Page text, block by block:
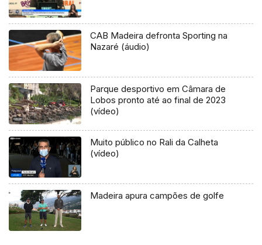
CAB Madeira defronta Sporting na
Nazaré (áudio)
Parque desportivo em Câmara de
Lobos pronto até ao final de 2023
(vídeo)
Muito público no Rali da Calheta
(vídeo)
Madeira apura campões de golfe